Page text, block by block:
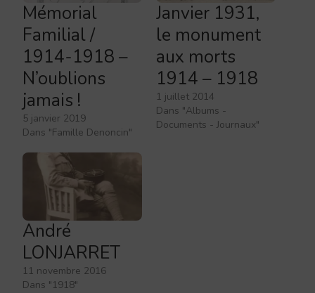
Mémorial
Familial /
1914-1918 –
N’oublions
jamais !
5 janvier 2019
Dans "Famille Denoncin"
Janvier 1931,
le monument
aux morts
1914 – 1918
1 juillet 2014
Dans "Albums -
Documents - Journaux"
André
LONJARRET
11 novembre 2016
Dans "1918"